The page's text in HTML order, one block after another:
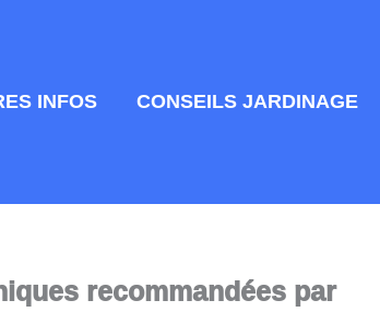
INFOS CONSEILS JARDINAGE
recommandées par